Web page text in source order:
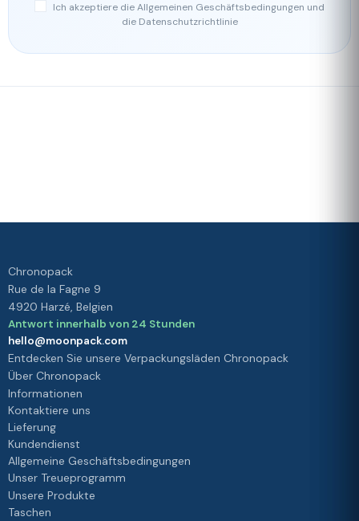
Ich akzeptiere die Allgemeinen Geschäftsbedingungen und
die Datenschutzrichtlinie
Chronopack
Rue de la Fagne 9
4920 Harzé, Belgien
Antwort innerhalb von 24 Stunden
hello@moonpack.com
Entdecken Sie unsere Verpackungsläden Chronopack
Über Chronopack
Informationen
Kontaktiere uns
Lieferung
Kundendienst
Allgemeine Geschäftsbedingungen
Unser Treueprogramm
Unsere Produkte
Taschen